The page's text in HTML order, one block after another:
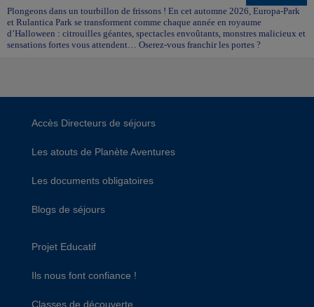
Plongeons dans un tourbillon de frissons ! En cet automne 2026, Europa-Park
et Rulantica Park se transforment comme chaque année en royaume
d’Halloween : citrouilles géantes, spectacles envoûtants, monstres malicieux et
sensations fortes vous attendent… Oserez-vous franchir les portes ?
Accès Directeurs de séjours
Les atouts de Planète Aventures
Les documents obligatoires
Blogs de séjours
Projet Educatif
Ils nous font confiance !
Classes de découverte